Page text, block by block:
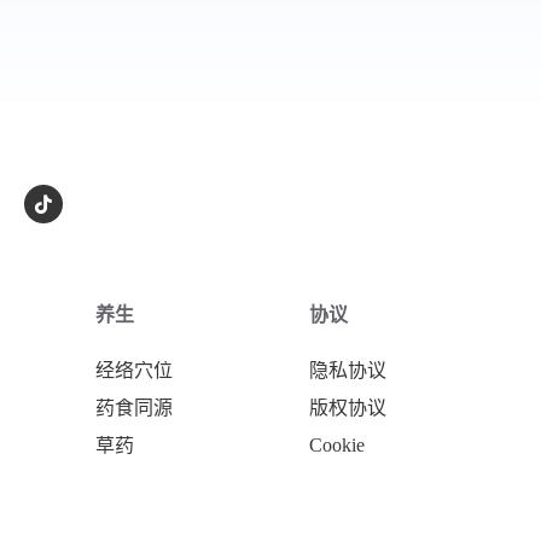
养生
经络穴位
药食同源
草药
协议
隐私协议
版权协议
Cookie